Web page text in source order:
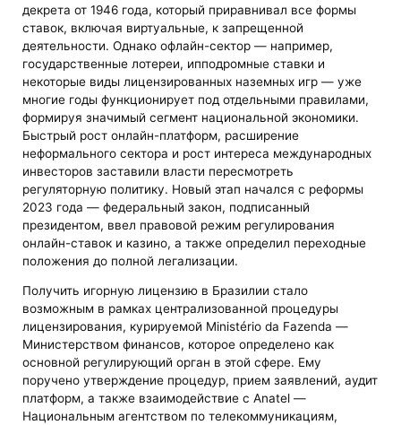
декрета от 1946 года, который приравнивал все формы
ставок, включая виртуальные, к запрещенной
деятельности. Однако офлайн-сектор — например,
государственные лотереи, ипподромные ставки и
некоторые виды лицензированных наземных игр — уже
многие годы функционирует под отдельными правилами,
формируя значимый сегмент национальной экономики.
Быстрый рост онлайн-платформ, расширение
неформального сектора и рост интереса международных
инвесторов заставили власти пересмотреть
регуляторную политику. Новый этап начался с реформы
2023 года — федеральный закон, подписанный
президентом, ввел правовой режим регулирования
онлайн-ставок и казино, а также определил переходные
положения до полной легализации.
Получить игорную лицензию в Бразилии стало
возможным в рамках централизованной процедуры
лицензирования, курируемой Ministério da Fazenda —
Министерством финансов, которое определено как
основной регулирующий орган в этой сфере. Ему
поручено утверждение процедур, прием заявлений, аудит
платформ, а также взаимодействие с Anatel —
Национальным агентством по телекоммуникациям,